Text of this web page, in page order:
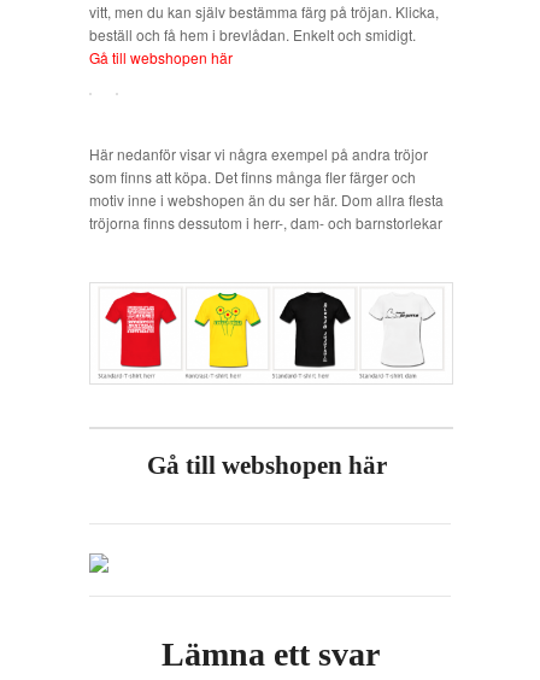
vitt, men du kan själv bestämma färg på tröjan. Klicka,
beställ och få hem i brevlådan. Enkelt och smidigt.
Gå till webshopen här
Här nedanför visar vi några exempel på andra tröjor
som finns att köpa. Det finns många fler färger och
motiv inne i webshopen än du ser här. Dom allra flesta
tröjorna finns dessutom i herr-, dam- och barnstorlekar
Gå till webshopen här
Lämna ett svar